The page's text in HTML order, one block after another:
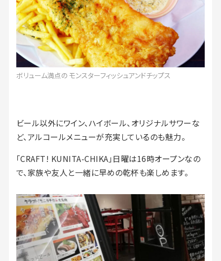
ボリューム満点の モンスターフィッシュアンドチップス
ビール以外にワイン、ハイボール、オリジナルサワーな
ど、アルコールメニューが充実しているのも魅力。
「CRAFT! KUNITA-CHIKA」日曜は16時オープンなの
で、家族や友人と一緒に早めの乾杯も楽しめます。